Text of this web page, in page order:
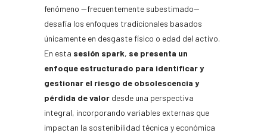
fenómeno —frecuentemente subestimado—
desafía los enfoques tradicionales basados
únicamente en desgaste físico o edad del activo.
En esta sesión spark, se presenta un
enfoque estructurado para identificar y
gestionar el riesgo de obsolescencia y
pérdida de valor desde una perspectiva
integral, incorporando variables externas que
impactan la sostenibilidad técnica y económica